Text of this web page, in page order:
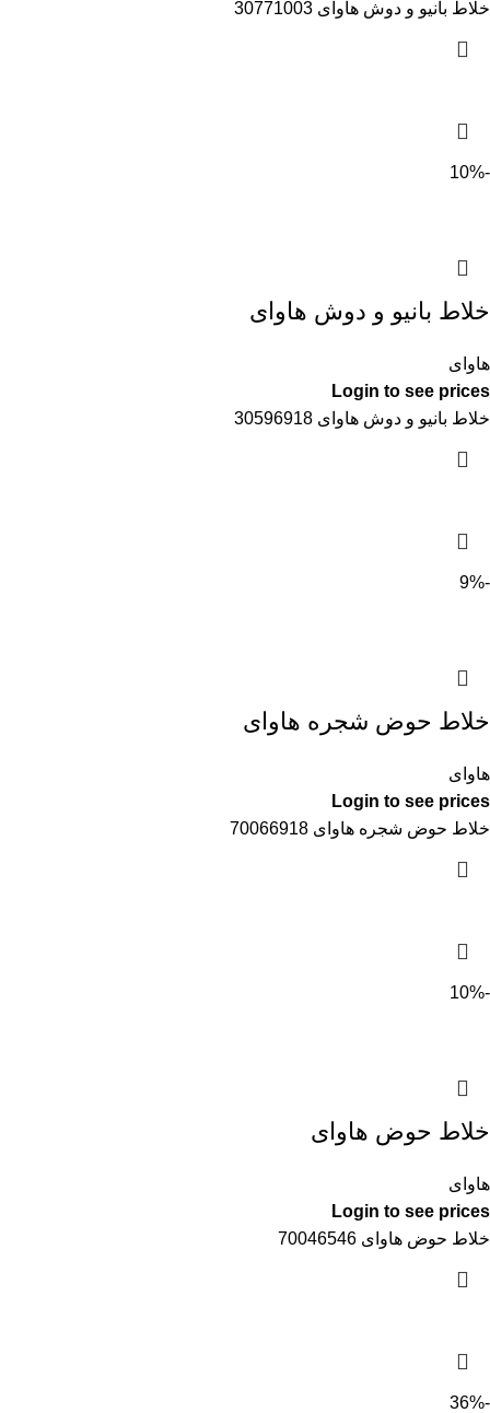
خلاط بانيو و دوش هاواى 30771003
-10%
خلاط بانيو و دوش هاواى
هاواى
Login to see prices
خلاط بانيو و دوش هاواى 30596918
-9%
خلاط حوض شجره هاواى
هاواى
Login to see prices
خلاط حوض شجره هاواى 70066918
-10%
خلاط حوض هاواى
هاواى
Login to see prices
خلاط حوض هاواى 70046546
-36%